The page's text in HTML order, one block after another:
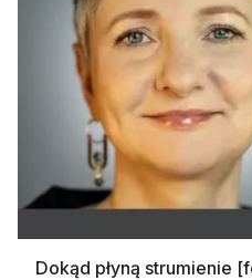
Dokąd płyną strumienie